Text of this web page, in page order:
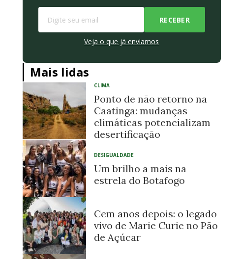
Veja o que já enviamos
Mais lidas
CLIMA
Ponto de não retorno na
Caatinga: mudanças
climáticas potencializam
desertificação
DESIGUALDADE
Um brilho a mais na
estrela do Botafogo
Cem anos depois: o legado
vivo de Marie Curie no Pão
de Açúcar